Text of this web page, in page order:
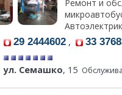
Ремонт и
29 2444602 , 33
ул. Семашко, 15